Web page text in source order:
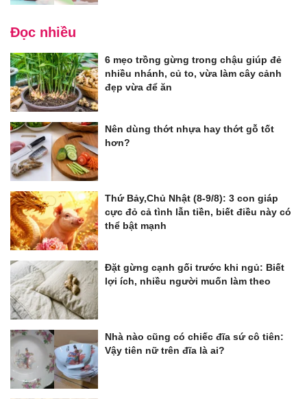
Đọc nhiều
6 mẹo trồng gừng trong chậu giúp đẻ
nhiều nhánh, củ to, vừa làm cây cảnh
đẹp vừa để ăn
Nên dùng thớt nhựa hay thớt gỗ tốt
hơn?
Thứ Bảy,Chủ Nhật (8-9/8): 3 con giáp
cực đỏ cả tình lẫn tiền, biết điều này có
thể bật mạnh
Đặt gừng cạnh gối trước khi ngủ: Biết
lợi ích, nhiều người muốn làm theo
Nhà nào cũng có chiếc đĩa sứ cô tiên:
Vậy tiên nữ trên đĩa là ai?